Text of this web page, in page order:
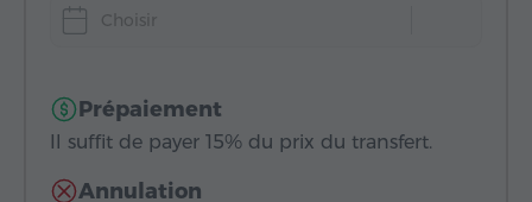
Choisir
Prépaiement
Il suffit de payer 15% du prix du transfert.
Annulation